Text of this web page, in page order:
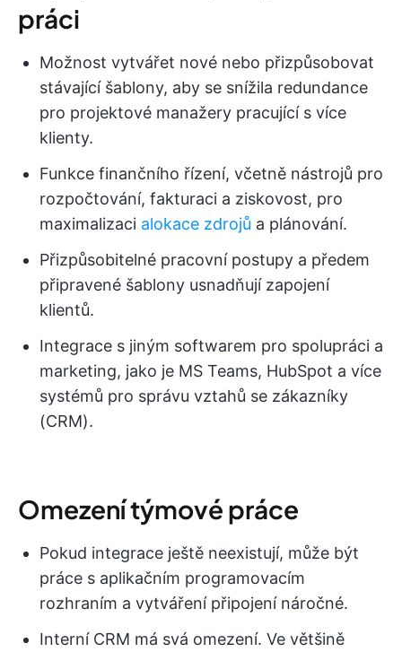
práci
Možnost vytvářet nové nebo přizpůsobovat
stávající šablony, aby se snížila redundance
pro projektové manažery pracující s více
klienty.
Funkce finančního řízení, včetně nástrojů pro
rozpočtování, fakturaci a ziskovost, pro
maximalizaci alokace zdrojů a plánování.
Přizpůsobitelné pracovní postupy a předem
připravené šablony usnadňují zapojení
klientů.
Integrace s jiným softwarem pro spolupráci a
marketing, jako je MS Teams, HubSpot a více
systémů pro správu vztahů se zákazníky
(CRM).
Omezení týmové práce
Pokud integrace ještě neexistují, může být
práce s aplikačním programovacím
rozhraním a vytváření připojení náročné.
Interní CRM má svá omezení. Ve většině